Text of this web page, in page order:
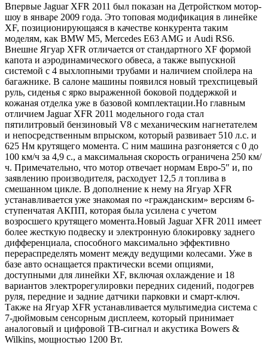
Впервые Jaguar XFR 2011 был показан на Детройстком мотор-
шоу в январе 2009 года. Это топовая модификация в линейке
XF, позиционирующаяся в качестве конкурента таким
моделям, как BMW M5, Mercedes E63 AMG и Audi RS6.
Внешне Ягуар XFR отличается от стандартного XF формой
капота и аэродинамического обвеса, а также выпускной
системой с 4 выхлопными трубами и наличием спойлера на
багажнике. В салоне машины появился новый трехспицевый
руль, сиденья с ярко выраженной боковой поддержкой и
кожаная отделка уже в базовой комплектации.Но главным
отличием Jaguar XFR 2011 модельного года стал
пятилитровый бензиновый V8 с механическим нагнетателем
и непосредственным впрыском, который развивает 510 л.с. и
625 Нм крутящего момента. С ним машина разгоняется с 0 до
100 км/ч за 4,9 с., а максимальная скорость ограничена 250 км/
ч. Примечательно, что мотор отвечает нормам Евро-5″ и, по
заявлению производителя, расходует 12,5 л топлива в
смешанном цикле. В дополнение к нему на Ягуар XFR
устанавливается уже знакомая по «гражданским» версиям 6-
ступенчатая АКПП, которая была усилена с учетом
возросшего крутящего момента.Новый Jaguar XFR 2011 имеет
более жесткую подвеску и электронную блокировку заднего
дифференциала, способного максимально эффективно
перераспределять момент между ведущими колесами. Уже в
базе авто оснащается практически всеми опциями,
доступными для линейки XF, включая охлаждение и 18
вариантов электрорегулировки передних сидений, подогрев
руля, передние и задние датчики парковки и смарт-ключ.
Также на Ягуар XFR устанавливается мультимедиа система с
7-дюймовым сенсорным дисплеем, который принимает
аналоговый и цифровой ТВ-сигнал и акустика Bowers &
Wilkins, мощностью 1200 Вт.